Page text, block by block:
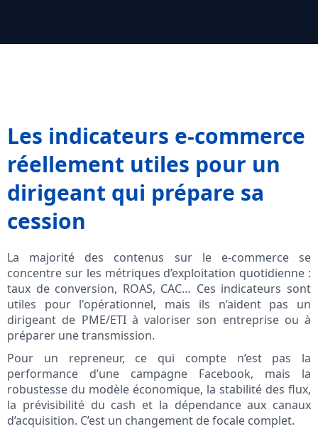
Les indicateurs e‑commerce
réellement utiles pour un
dirigeant qui prépare sa
cession
La majorité des contenus sur le e‑commerce se
concentre sur les métriques d’exploitation quotidienne :
taux de conversion, ROAS, CAC… Ces indicateurs sont
utiles pour l'opérationnel, mais ils n’aident pas un
dirigeant de PME/ETI à valoriser son entreprise ou à
préparer une transmission.
Pour un repreneur, ce qui compte n’est pas la
performance d’une campagne Facebook, mais la
robustesse du modèle économique, la stabilité des flux,
la prévisibilité du cash et la dépendance aux canaux
d’acquisition. C’est un changement de focale complet.